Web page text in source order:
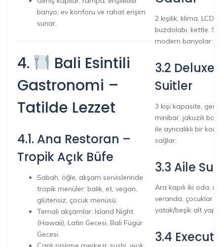
banyo; ev konforu ve rahat erişim
sunar.
4.
Bali Esintili
Gastronomi –
Tatilde Lezzet
4.1. Ana Restoran –
Tropik Açık Büfe
Sabah, öğle, akşam servislerinde
tropik menüler: balık, et, vegan,
glütensiz, çocuk menüsü.
Temalı akşamlar: Island Night
(Hawaii), Latin Gecesi, Bali Fügür
Gecesi.
2 kişilik, klima, LCD
buzdolabı, kettle.
modern banyolar
3.2 Deluxe
Suitler
3 kişi kapasite,
minibar, jakuzili
ile ayrıcalıklı bir
sağlar.
3.3 Aile
Ara kapılı iki oda,
veranda, çocuklar
yatak/beşik alt
3.4